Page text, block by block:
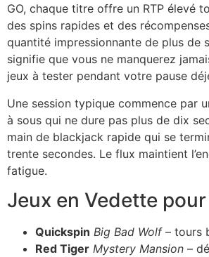
GO, chaque titre offre un RTP élevé
des spins rapides et des
quantité impressionnante de plus de
signifie que vous ne manquerez
jeux à tester pendant votre pause
Une session typique commence par
à sous qui ne dure pas plus de dix
main de blackjack rapide qui se
trente secondes. Le flux maintient
fatigue.
Jeux en Vedette
Quickspin Big Bad Wolf– tours
Red Tiger Mystery Mansion –